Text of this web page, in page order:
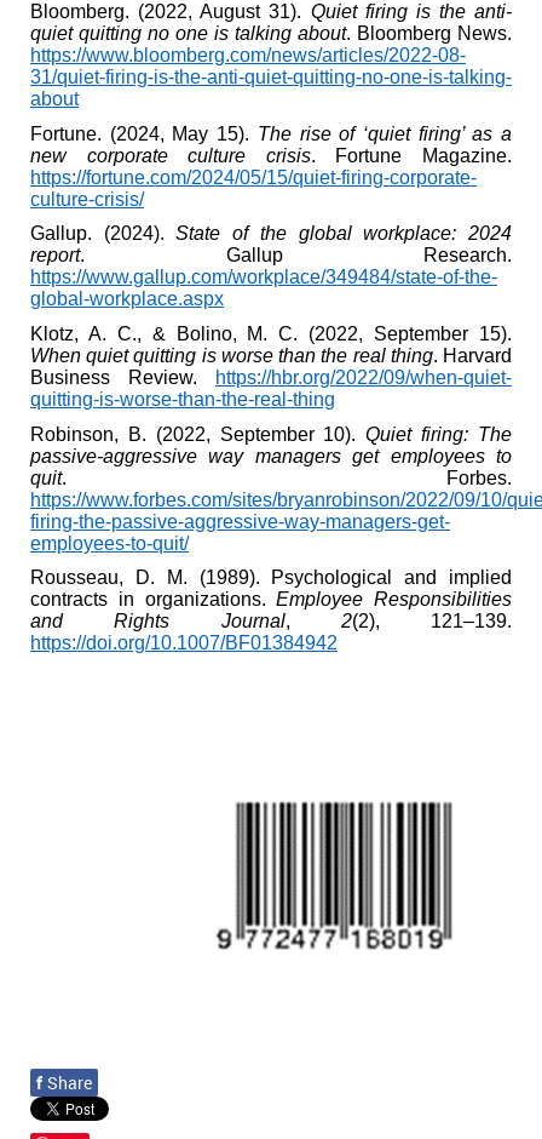
Bloomberg. (2022, August 31). Quiet firing is the anti-
quiet quitting no one is talking about. Bloomberg News.
https://www.bloomberg.com/news/articles/2022-08-
31/quiet-firing-is-the-anti-quiet-quitting-no-one-is-talking-
about
Fortune. (2024, May 15). The rise of ‘quiet firing’ as a
new corporate culture crisis. Fortune Magazine.
https://fortune.com/2024/05/15/quiet-firing-corporate-
culture-crisis/
Gallup. (2024).State of the global workplace: 2024
report. Gallup Research.
https://www.gallup.com/workplace/349484/state-of-the-
global-workplace.aspx
Klotz, A. C., & Bolino, M. C. (2022, September 15).
When quiet quitting is worse than the real thing. Harvard
Business Review.
https://hbr.org/2022/09/when-quiet-
quitting-is-worse-than-the-real-thing
Robinson, B. (2022, September 10).Quiet firing: The
passive-aggressive way managers get employees to
quit. Forbes.
https://www.forbes.com/sites/bryanrobinson/2022/09/10/
firing-the-passive-aggressive-way-managers-get-
employees-to-quit/
Rousseau, D. M. (1989). Psychological and implied
contracts in organizations.Employee Responsibilities
and Rights Journal, 2(2), 121–139.
https://doi.org/10.1007/BF01384942
f Share